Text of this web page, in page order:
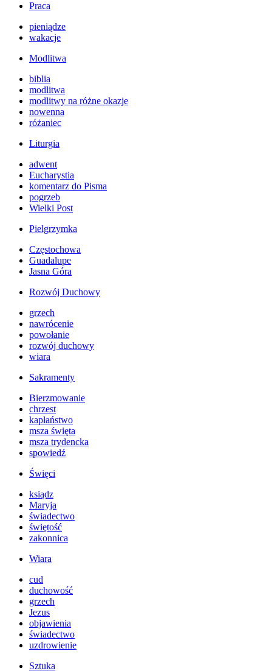
Praca
pieniądze
wakacje
Modlitwa
biblia
modlitwa
modlitwy na różne okazje
nowenna
różaniec
Liturgia
adwent
Eucharystia
komentarz do Pisma
pogrzeb
Wielki Post
Pielgrzymka
Częstochowa
Guadalupe
Jasna Góra
Rozwój Duchowy
grzech
nawrócenie
powołanie
rozwój duchowy
wiara
Sakramenty
Bierzmowanie
chrzest
kapłaństwo
msza święta
msza trydencka
spowiedź
Święci
ksiądz
Maryja
świadectwo
świętość
zakonnica
Wiara
cud
duchowość
grzech
Jezus
objawienia
świadectwo
uzdrowienie
Sztuka